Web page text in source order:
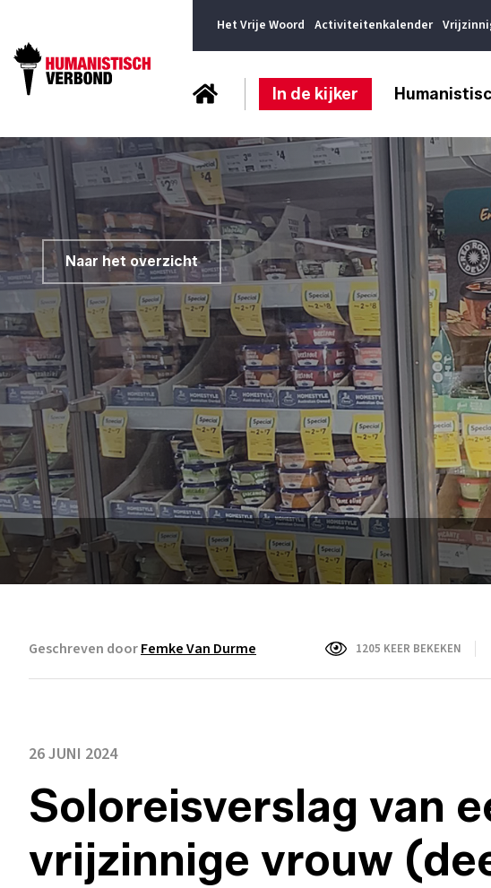
Het Vrije Woord Activiteitenkalender
In de kijker
Naar het overzicht
Geschreven doorFemke Van Durme 1205 KEER BEKEKEN
26 JUNI 2024
Soloreisverslag van
vrijzinnige vrouw